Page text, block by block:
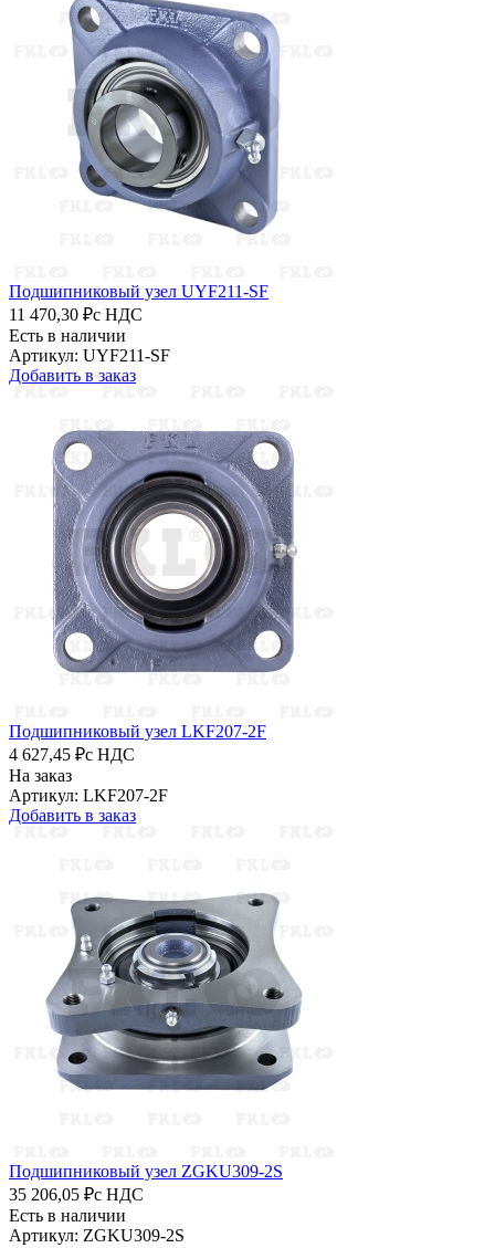
Подшипниковый узел UYF211-SF
11 470,30 ₽с НДС
Есть в наличии
Артикул: UYF211-SF
Добавить в заказ
Подшипниковый узел LKF207-2F
4 627,45 ₽с НДС
На заказ
Артикул: LKF207-2F
Добавить в заказ
Подшипниковый узел ZGKU309-2S
35 206,05 ₽с НДС
Есть в наличии
Артикул: ZGKU309-2S